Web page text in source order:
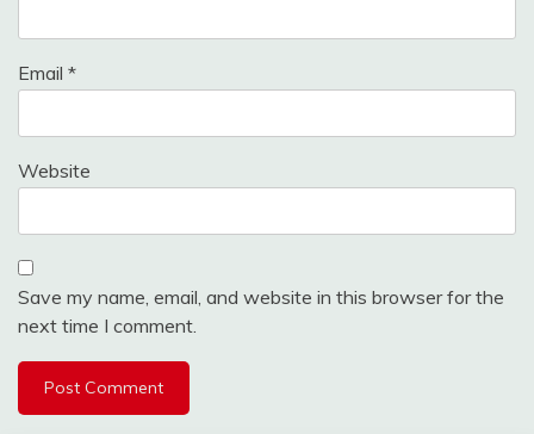
Email *
Website
Save my name, email, and website in this browser for the
next time I comment.